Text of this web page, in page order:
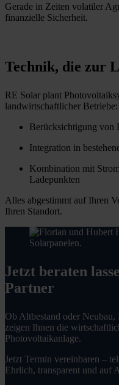
Gerade in Zeiten volatiler
finanzielle Sicherheit.
Technik, die zur
RE Solar plant
landwirtschaftlicher Betriebe:
Berücksichtigung von
Integration in
Kombination mit
Ladepunkten
Alles abgestimmt auf Ihren
Ihren Standort.
Jetzt beraten
Partner
Ob Altbestand oder
zeigen Ihnen die
Photovoltaikanlage.
Jetzt Termin vereinbaren –
Ehrlich, transparent und auf